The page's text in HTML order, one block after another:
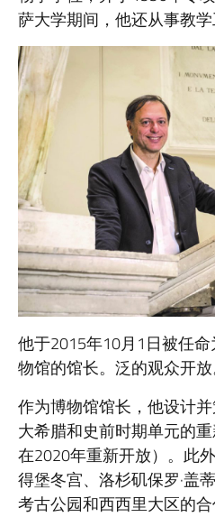
萨大学期间，他还从事教学
他于2015年10月1日被任
物馆的馆长。泛的观众开放
作为博物馆馆长，他设计并
大希腊和史前时期单元的
在2020年重新开放）。此
得堡冬宫、洛杉矶保罗·盖
考古公园和西西里大区的合